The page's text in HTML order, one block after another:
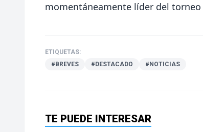
momentáneamente líder del
ETIQUETAS:
#BREVES
#DESTACADO #NOTICIAS
TE PUEDE INTERESAR